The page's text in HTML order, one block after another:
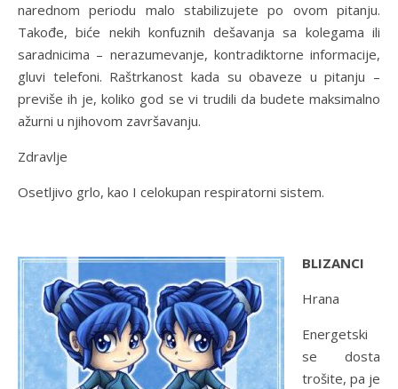
narednom periodu malo stabilizujete po ovom pitanju.
Takođe, biće nekih konfuznih dešavanja sa kolegama ili
saradnicima – nerazumevanje, kontradiktorne informacije,
gluvi telefoni. Raštrkanost kada su obaveze u pitanju –
previše ih je, koliko god se vi trudili da budete maksimalno
ažurni u njihovom završavanju.
Zdravlje
Osetljivo grlo, kao I celokupan respiratorni sistem.
BLIZANCI
Hrana
Energetski
se dosta
trošite, pa je